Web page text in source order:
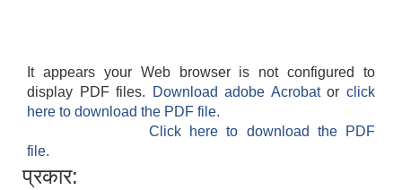
It appears your Web browser is not configured to
display PDF files.
Download adobe Acrobatorclick
here to download the PDF file.
Click here to download the PDF
file.
प्रकार: